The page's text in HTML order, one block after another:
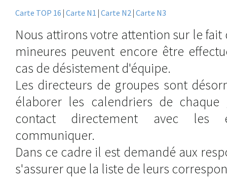
Carte TOP 16 | Carte N1 | Carte N2 | Carte N3
Nous attirons votre attention sur le
mineures peuvent encore être
cas de désistement d'équipe.
Les directeurs de groupes sont
élaborer les calendriers de
contact directement avec les
communiquer.
Dans ce cadre il est demandé aux
s'assurer que la liste de leurs